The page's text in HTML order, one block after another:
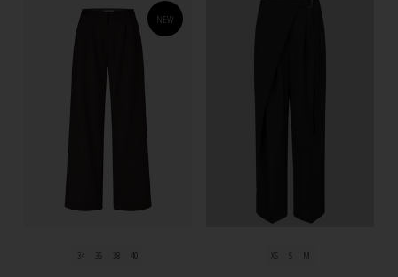
NEW
34 36 38 40 XS S M